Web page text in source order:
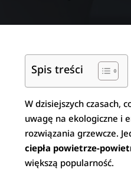
Spis treści
W dzisiejszych czasach,
uwagę na ekologiczne i
rozwiązania grzewcze.
ciepła powietrze-
większą popularność.